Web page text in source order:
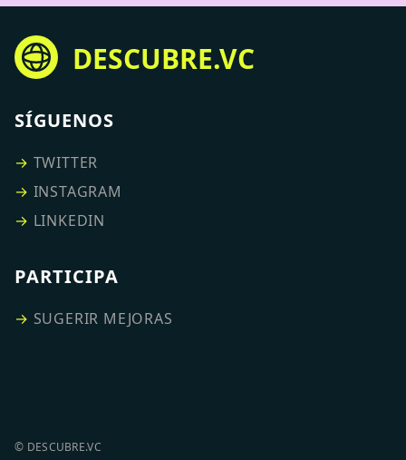
DESCUBRE.VC
SÍGUENOS
→ TWITTER
→ INSTAGRAM
→ LINKEDIN
PARTICIPA
→ SUGERIR MEJORAS
© DESCUBRE.VC